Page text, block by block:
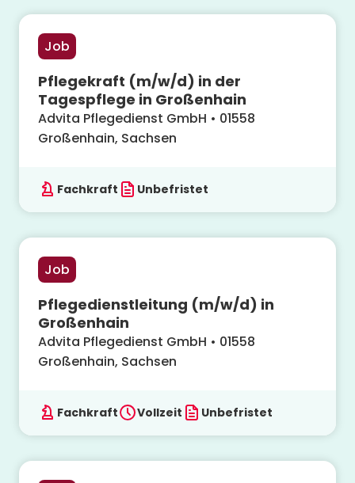
Job
Pflegekraft (m/w/d) in der
Tagespflege in Großenhain
Advita Pflegedienst GmbH • 01558
Großenhain, Sachsen
Fachkraft Unbefristet
Job
Pflegedienstleitung (m/w/d) in
Großenhain
Advita Pflegedienst GmbH • 01558
Großenhain, Sachsen
Fachkraft Vollzeit Unbefristet